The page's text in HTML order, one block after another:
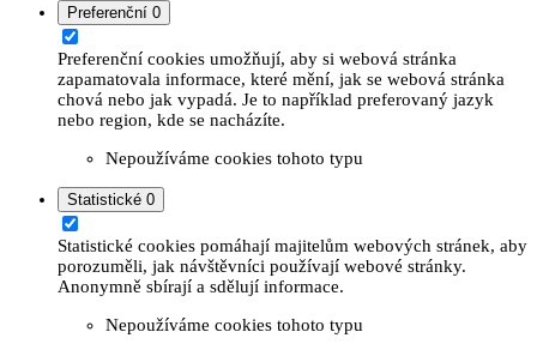
Preferenční 0
Preferenční cookies umožňují, aby si webová stránka
zapamatovala informace, které mění, jak se webová stránka
chová nebo jak vypadá. Je to například preferovaný jazyk
nebo region, kde se nacházíte.
Nepoužíváme cookies tohoto typu
Statistické 0
Statistické cookies pomáhají majitelům webových stránek, aby
porozuměli, jak návštěvníci používají webové stránky.
Anonymně sbírají a sdělují informace.
Nepoužíváme cookies tohoto typu